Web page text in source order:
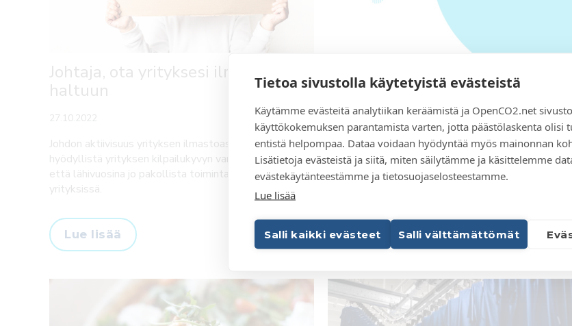
Tietoa sivustolla käytetyistä evästeistä
Käytämme evästeitä analytiikan keräämistä ja OpenCO2.net
käyttökokemuksen parantamista varten, jotta päästölaskenta olisi
entistä helpompaa. Dataa voidaan hyödyntää myös mainonnan
Lisätietoja evästeistä ja siitä, miten säilytämme ja käsittelemme
evästekäytänteestämme ja tietosuojaselosteestamme.
Lue lisää
Salli kaikki evästeet Salli välttämättömät
Johtaja, ota yrityksesi ilmastoasiat
haltuun
27.10.2022
Johdon aktiivisuus yrityksen ilmastoasioissa on sekä
hyödyllistä yrityksen kilpailukyvyn varmistamiseksi,
että lähivuosina jo pakollista toimintaa myös pk-
yrityksissä.
Lue lisää
Tuotteen hiilijalanjälki – miten se
määritetään?
3.10.2022
Tuotteen hiilijalanjälki kuvaa tuotteen
ilmastovaikutuksia. Luotettava
perustuu ISO 14067 standardin ohjeistukseen.
Lue lisää